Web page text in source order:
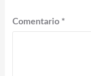
Comentario *